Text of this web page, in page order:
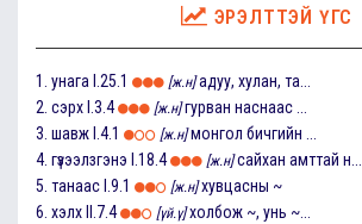
ЭРЭЛТТЭЙ ҮГС
1. унага I.25.1 [ж.н] адуу, хулан, та...
2. сэрх I.3.4 [ж.н] гурван наснаас ...
3. шавж I.4.1 [ж.н] монгол бичгийн ...
4. гүзээлзгэнэ I.18.4 [ж.н] сайхан амттай н...
5. танаас I.9.1 [ж.н] хувцасны ~
6. хэлх II.7.4 [үй.ү] холбож ~, унь ~...